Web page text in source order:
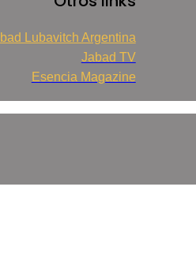
Lubavitch Argentina
Jabad TV
Esencia Magazine